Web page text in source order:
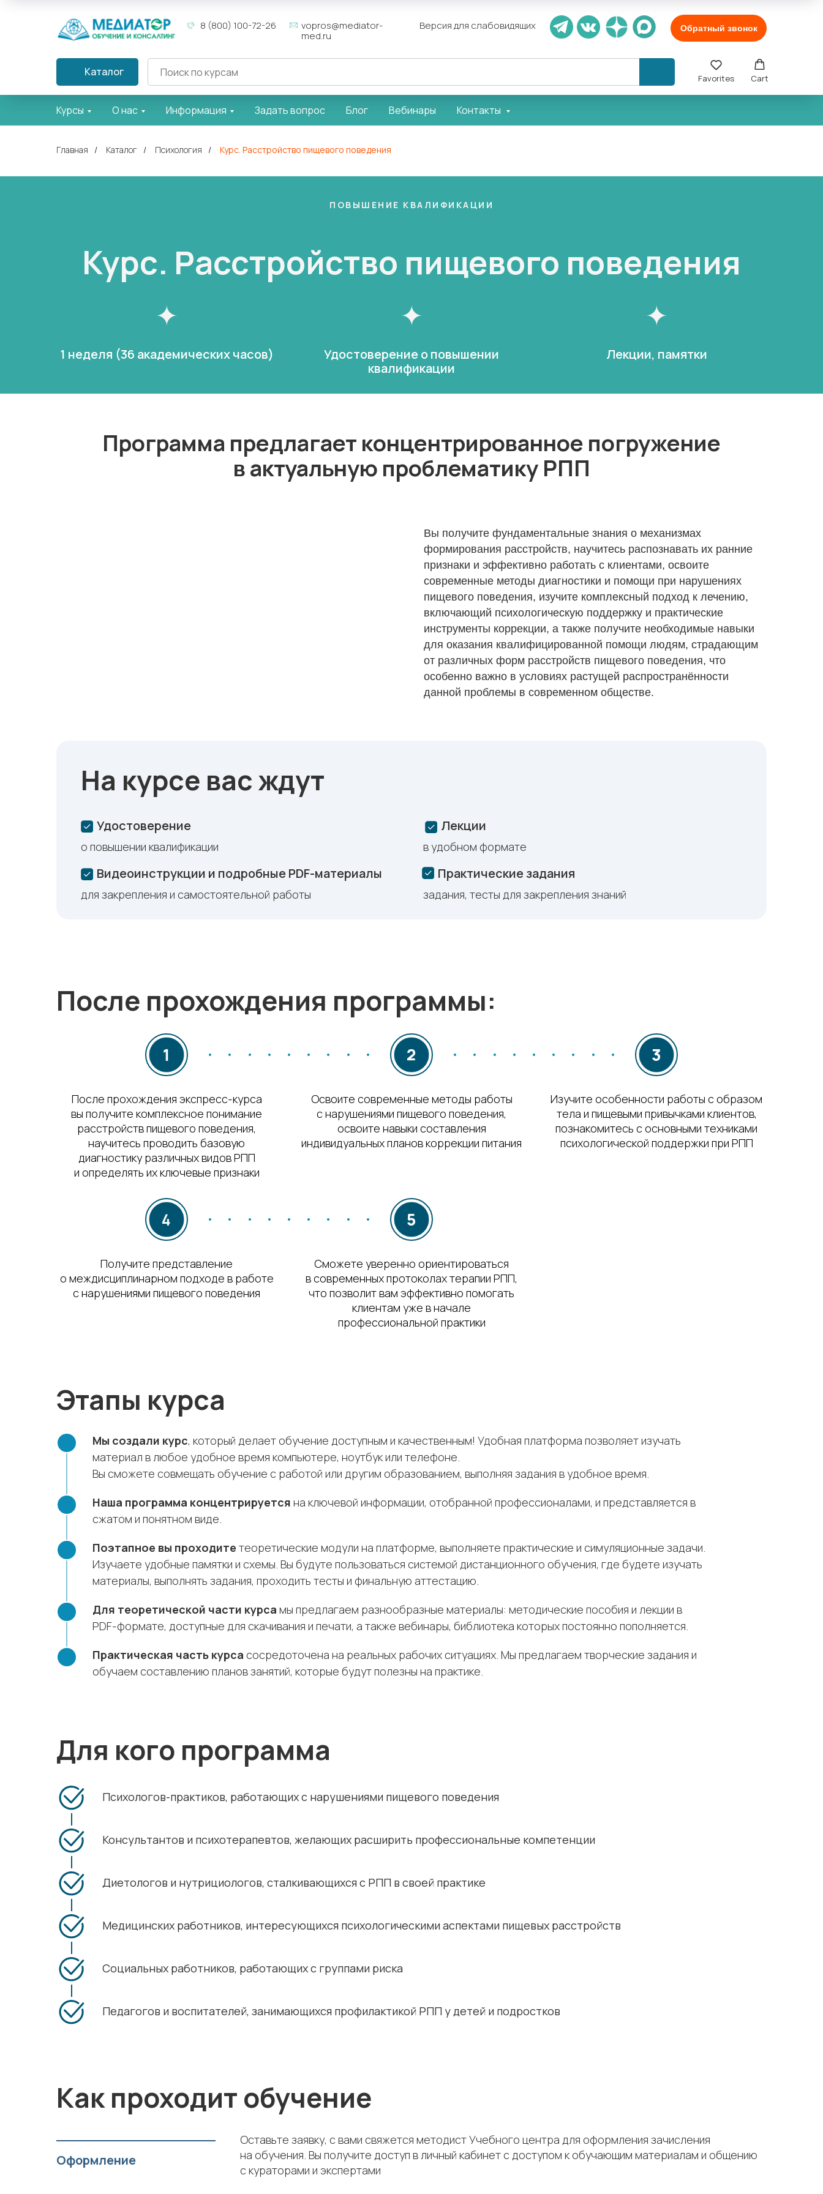
Версия для слабовидящих Обратный звонок
8 (800) 100-72-26
vopros@mediator-
med.ru
Каталог Favorites Cart
Курсы О нас Информация Задать вопрос Блог Вебинары Контакты
Главная / Каталог / Психология / Курс. Расстройство пищевого поведения
ПОВЫШЕНИЕ КВАЛИФИКАЦИИ
Курс. Расстройство пищевого поведения
1 неделя (36 академических часов)
Удостоверение о повышении
квалификации
Лекции, памятки
Программа предлагает концентрированное погружение
в актуальную проблематику РПП
Вы получите фундаментальные знания о механизмах
формирования расстройств, научитесь распознавать их ранние
признаки и эффективно работать с клиентами, освоите
современные методы диагностики и помощи при нарушениях
пищевого поведения, изучите комплексный подход к лечению,
включающий психологическую поддержку и практические
инструменты коррекции, а также получите необходимые навыки
для оказания квалифицированной помощи людям, страдающим
от различных форм расстройств пищевого поведения, что
особенно важно в условиях растущей распространённости
данной проблемы в современном обществе.
На курсе вас ждут
Лекции
Практические задания
Видеоинструкции и подробные PDF-материалы
Удостоверение
для закрепления и самостоятельной работы
в удобном формате
задания, тесты для закрепления знаний
о повышении квалификации
После прохождения программы:
После прохождения экспресс-курса
вы получите комплексное понимание
расстройств пищевого поведения,
научитесь проводить базовую
диагностику различных видов РПП
и определять их ключевые признаки
Освоите современные методы работы
с нарушениями пищевого поведения,
освоите навыки составления
индивидуальных планов коррекции питания
Изучите особенности работы с образом
тела и пищевыми привычками клиентов,
познакомитесь с основными техниками
психологической поддержки при РПП
Получите представление
о междисциплинарном подходе в работе
с нарушениями пищевого поведения
Сможете уверенно ориентироваться
в современных протоколах терапии РПП,
что позволит вам эффективно помогать
клиентам уже в начале
профессиональной практики
Этапы курса
Мы создали курс, который делает обучение доступным и качественным! Удобная платформа позволяет изучать
материал в любое удобное время компьютере, ноутбук или телефоне.
Вы сможете совмещать обучение с работой или другим образованием, выполняя задания в удобное время.
Наша программа концентрируется на ключевой информации, отобранной профессионалами, и представляется в
сжатом и понятном виде.
Поэтапное вы проходите теоретические модули на платформе, выполняете практические и симуляционные задачи.
Изучаете удобные памятки и схемы. Вы будуте пользоваться системой дистанционного обучения, где будете изучать
материалы, выполнять задания, проходить тесты и финальную аттестацию.
Для теоретической части курса мы предлагаем разнообразные материалы: методические пособия и лекции в
PDF-формате, доступные для скачивания и печати, а также вебинары, библиотека которых постоянно пополняется.
Практическая часть курса сосредоточена на реальных рабочих ситуациях. Мы предлагаем творческие задания и
обучаем составлению планов занятий, которые будут полезны на практике.
Для кого программа
Психологов-практиков, работающих с нарушениями пищевого поведения
Консультантов и психотерапевтов, желающих расширить профессиональные компетенции
Диетологов и нутрициологов, сталкивающихся с РПП в своей практике
Медицинских работников, интересующихся психологическими аспектами пищевых расстройств
Социальных работников, работающих с группами риска
Педагогов и воспитателей, занимающихся профилактикой РПП у детей и подростков
Как проходит обучение
Оформление
Оставьте заявку, с вами свяжется методист Учебного центра для оформления зачисления
на обучения. Вы получите доступ в личный кабинет с доступом к обучающим материалам и общению
с кураторами и экспертами